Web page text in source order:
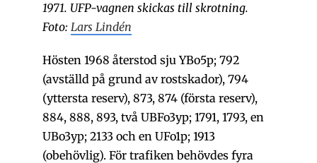
1971. UFP-vagnen skickas till skrotning.
Foto: Lars Lindén
Hösten 1968 återstod sju YBo5p; 792
(avställd på grund av rostskador), 794
(yttersta reserv), 873, 874 (första reserv),
884, 888, 893, två UBFo3yp; 1791, 1793, en
UBo3yp; 2133 och en UFo1p; 1913
(obehövlig). För trafiken behövdes fyra